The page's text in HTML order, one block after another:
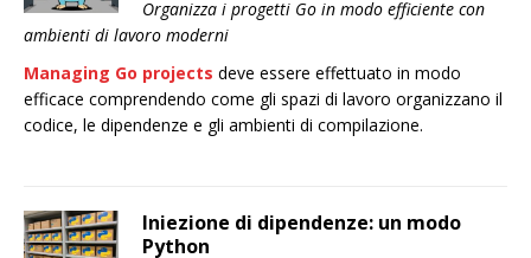
Organizza i progetti Go in modo efficiente con
ambienti di lavoro moderni
Managing Go projects deve essere effettuato in modo
efficace comprendendo come gli spazi di lavoro organizzano il
codice, le dipendenze e gli ambienti di compilazione.
Iniezione di dipendenze: un modo
Python